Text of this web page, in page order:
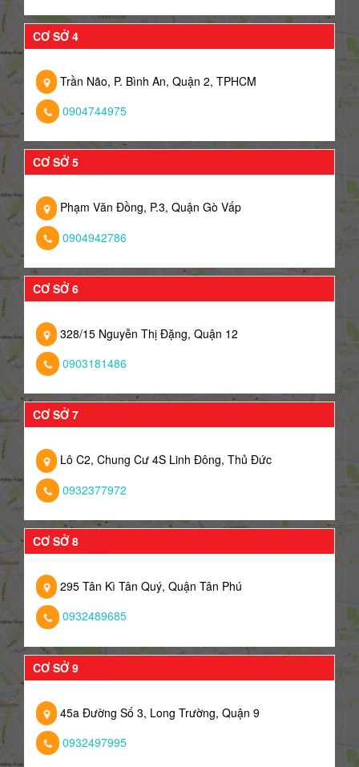
CƠ SỞ 4
Trần Não, P. Bình An, Quận 2, TPHCM
0904744975
CƠ SỞ 5
Phạm Văn Đồng, P.3, Quận Gò Vấp
0904942786
CƠ SỞ 6
328/15 Nguyễn Thị Đặng, Quận 12
0903181486
CƠ SỞ 7
Lô C2, Chung Cư 4S Linh Đông, Thủ Đức
0932377972
CƠ SỞ 8
295 Tân Kì Tân Quý, Quận Tân Phú
0932489685
CƠ SỞ 9
45a Đường Số 3, Long Trường, Quận 9
0932497995